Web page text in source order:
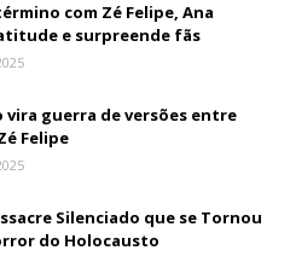
com Zé Felipe, Ana
e surpreende fãs
vira guerra de versões entre
Felipe
Silenciado que se Tornou
do Holocausto